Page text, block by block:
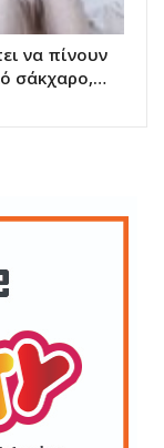
να πίνουν
σάκχαρο,…